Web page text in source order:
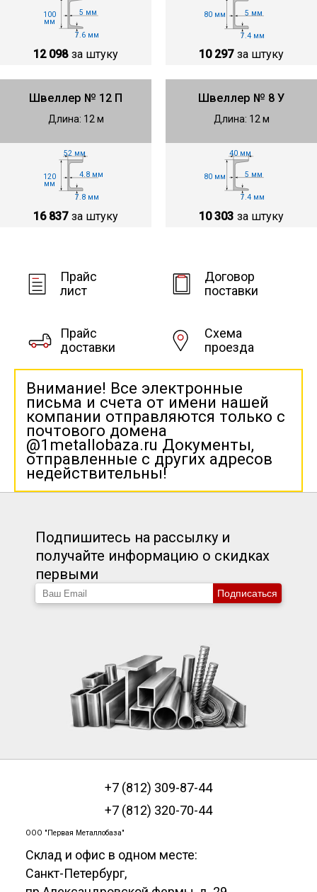
100
мм
5 мм
7.6 мм
12 098 за штуку
80 мм 5 мм
7.4 мм
10 297 за штуку
Швеллер № 12 П
Длина: 12 м
52 мм
120
мм
4.8 мм
7.8 мм
16 837 за штуку
Швеллер № 8 У
Длина: 12 м
40 мм
80 мм 5 мм
7.4 мм
10 303 за штуку
Прайс
лист
Договор
поставки
Прайс
доставки
Схема
проезда
Внимание! Все электронные
письма и счета от имени нашей
компании отправляются только с
почтового домена
@1metallobaza.ru Документы,
отправленные с других адресов
недействительны!
Подпишитесь на рассылку и
получайте информацию о скидках
первыми
Подписаться
+7 (812) 309-87-44
+7 (812) 320-70-44
ООО "Первая Металлобаза"
Склад и офис в одном месте:
Санкт-Петербург,